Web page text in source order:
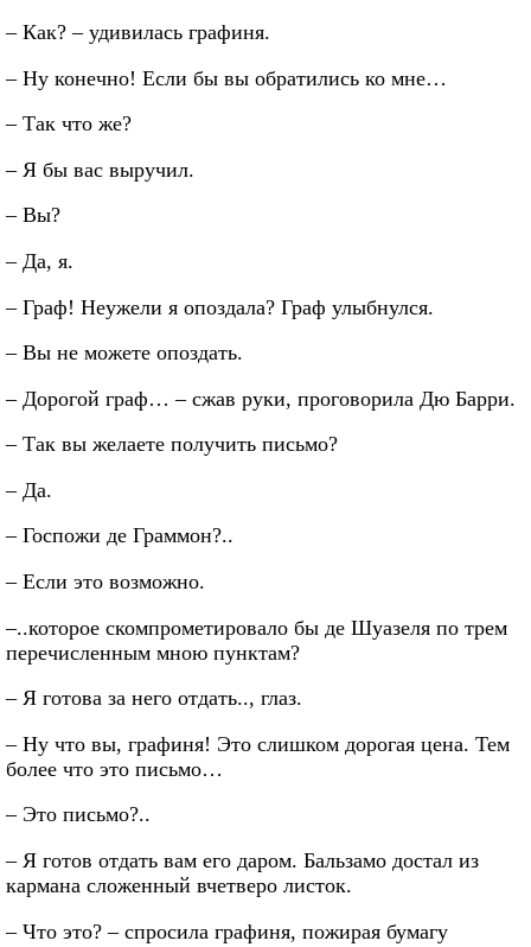
– Как? – удивилась графиня.
– Ну конечно! Если бы вы обратились ко мне…
– Так что же?
– Я бы вас выручил.
– Вы?
– Да, я.
– Граф! Неужели я опоздала? Граф улыбнулся.
– Вы не можете опоздать.
– Дорогой граф… – сжав руки, проговорила Дю Барри.
– Так вы желаете получить письмо?
– Да.
– Госпожи де Граммон?..
– Если это возможно.
–..которое скомпрометировало бы де Шуазеля по трем
перечисленным мною пунктам?
– Я готова за него отдать.., глаз.
– Ну что вы, графиня! Это слишком дорогая цена. Тем
более что это письмо…
– Это письмо?..
– Я готов отдать вам его даром. Бальзамо достал из
кармана сложенный вчетверо листок.
– Что это? – спросила графиня, пожирая бумагу